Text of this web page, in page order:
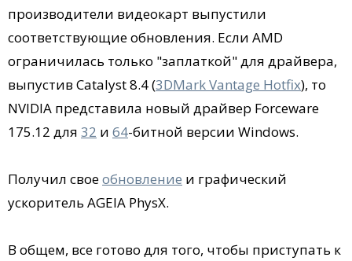
производители видеокарт выпустили
соответствующие обновления. Если AMD
ограничилась только "заплаткой" для драйвера,
выпустив Catalyst 8.4 (3DMark Vantage Hotfix), то
NVIDIA представила новый драйвер Forceware
175.12 для 32 и 64-битной версии Windows.
Получил своеобновление и графический
ускоритель AGEIA PhysX.
В общем, все готово для того, чтобы приступать к